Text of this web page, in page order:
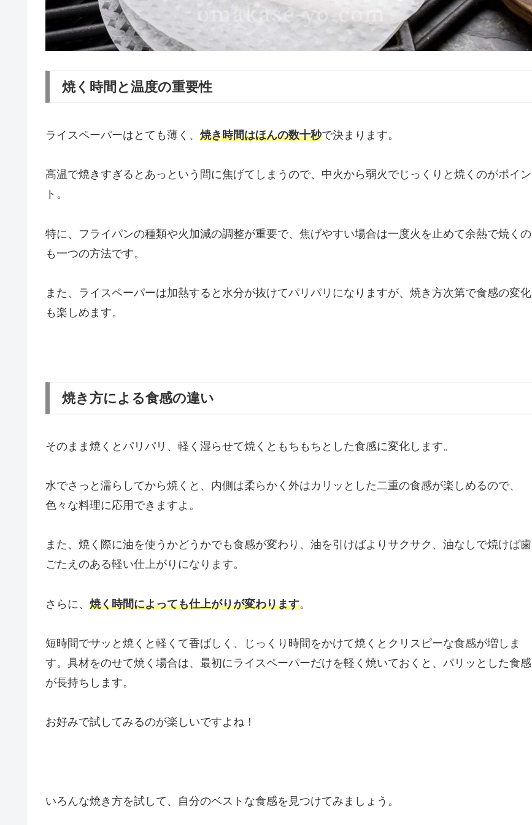
焼く時間と温度の重要性
ライスペーパーはとても薄く、 焼き時間はほんの数十秒で決まります。
高温で焼きすぎるとあっという間に焦げてしまうので、中火から弱火でじっくりと焼くのがポイン
ト。
特に、フライパンの種類や火加減の調整が重要で、焦げやすい場合は一度火を止めて余熱で焼くの
も一つの方法です。
また、ライスペーパーは加熱すると水分が抜けてパリパリになりますが、焼き方次第で食感の変化
も楽しめます。
焼き方による食感の違い
そのまま焼くとパリパリ、軽く湿らせて焼くともちもちとした食感に変化します。
水でさっと濡らしてから焼くと、内側は柔らかく外はカリッとした二重の食感が楽しめるので、
色々な料理に応用できますよ。
また、焼く際に油を使うかどうかでも食感が変わり、油を引けばよりサクサク、油なしで焼けば歯
ごたえのある軽い仕上がりになります。
さらに、 焼く時間によっても仕上がりが変わります。
短時間でサッと焼くと軽くて香ばしく、じっくり時間をかけて焼くとクリスピーな食感が増しま
す。具材をのせて焼く場合は、最初にライスペーパーだけを軽く焼いておくと、パリッとした食感
が長持ちします。
お好みで試してみるのが楽しいですよね！
いろんな焼き方を試して、自分のベストな食感を見つけてみましょう。